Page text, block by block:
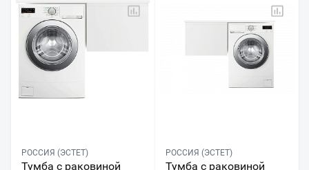
РОССИЯ (ЭСТЕТ)
Тумба с раковиной
РОССИЯ (ЭСТЕТ)
Тумба с раковиной